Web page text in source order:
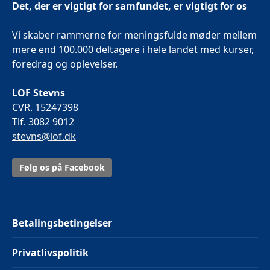
Det, der er vigtigt for samfundet, er vigtigt for os
Vi skaber rammerne for meningsfulde møder mellem
mere end 100.000 deltagere i hele landet med kurser,
foredrag og oplevelser.
LOF Stevns
CVR. 15247398
Tlf. 3082 9012
stevns@lof.dk
Følg os på Facebook
Betalingsbetingelser
Privatlivspolitik